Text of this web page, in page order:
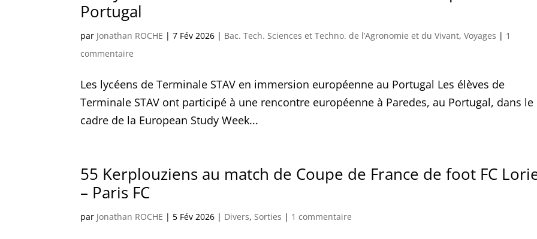
Portugal
par Jonathan ROCHE |7 Fév 2026 | Bac. Tech. Sciences et Techno. de l’Agronomie et du Vivant,Voyages | 1
commentaire
Les lycéens de Terminale STAV en immersion européenne au Portugal Les élèves de
Terminale STAV ont participé à une rencontre européenne à Paredes, au Portugal, dans le
cadre de la European Study Week...
55 Kerplouziens au match de Coupe de France de foot FC
– Paris FC
par Jonathan ROCHE | 5 Fév 2026 | Divers, Sorties | 1 commentaire